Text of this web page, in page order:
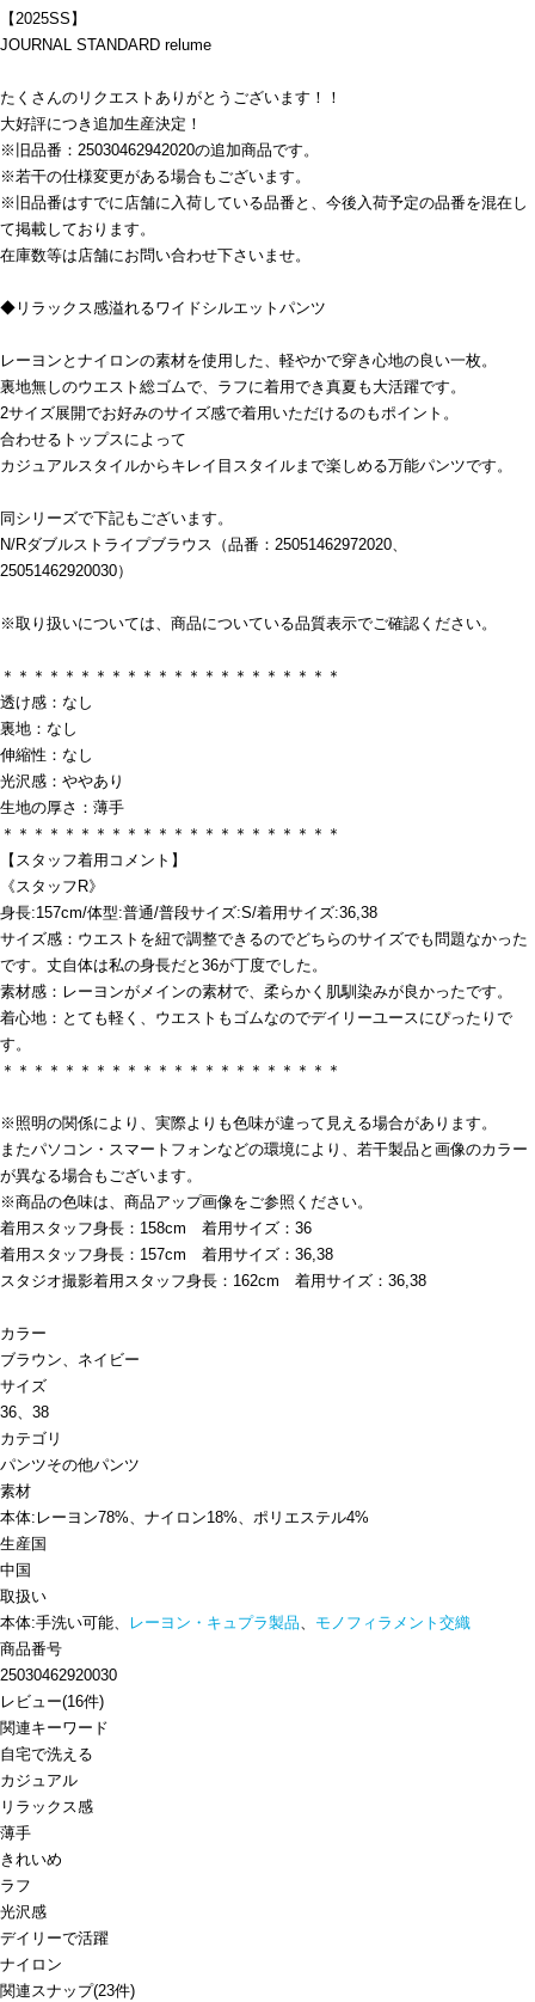
【2025SS】
JOURNAL STANDARD relume
たくさんのリクエストありがとうございます！！
大好評につき追加生産決定！
※旧品番：25030462942020の追加商品です。
※若干の仕様変更がある場合もございます。
※旧品番はすでに店舗に入荷している品番と、今後入荷予定の品番を混在し
て掲載しております。
在庫数等は店舗にお問い合わせ下さいませ。
◆リラックス感溢れるワイドシルエットパンツ
レーヨンとナイロンの素材を使用した、軽やかで穿き心地の良い一枚。
裏地無しのウエスト総ゴムで、ラフに着用でき真夏も大活躍です。
2サイズ展開でお好みのサイズ感で着用いただけるのもポイント。
合わせるトップスによって
カジュアルスタイルからキレイ目スタイルまで楽しめる万能パンツです。
同シリーズで下記もございます。
N/Rダブルストライプブラウス（品番：25051462972020、
25051462920030）
※取り扱いについては、商品についている品質表示でご確認ください。
＊＊＊＊＊＊＊＊＊＊＊＊＊＊＊＊＊＊＊＊＊＊
透け感：なし
裏地：なし
伸縮性：なし
光沢感：ややあり
生地の厚さ：薄手
＊＊＊＊＊＊＊＊＊＊＊＊＊＊＊＊＊＊＊＊＊＊
【スタッフ着用コメント】
《スタッフR》
身長:157cm/体型:普通/普段サイズ:S/着用サイズ:36,38
サイズ感：ウエストを紐で調整できるのでどちらのサイズでも問題なかった
です。丈自体は私の身長だと36が丁度でした。
素材感：レーヨンがメインの素材で、柔らかく肌馴染みが良かったです。
着心地：とても軽く、ウエストもゴムなのでデイリーユースにぴったりで
す。
＊＊＊＊＊＊＊＊＊＊＊＊＊＊＊＊＊＊＊＊＊＊
※照明の関係により、実際よりも色味が違って見える場合があります。
またパソコン・スマートフォンなどの環境により、若干製品と画像のカラー
が異なる場合もございます。
※商品の色味は、商品アップ画像をご参照ください。
着用スタッフ身長：158cm 着用サイズ：36
着用スタッフ身長：157cm 着用サイズ：36,38
スタジオ撮影着用スタッフ身長：162cm 着用サイズ：36,38
カラー
ブラウン、ネイビー
サイズ
36、38
カテゴリ
パンツその他パンツ
素材
本体:レーヨン78%、ナイロン18%、ポリエステル4%
生産国
中国
取扱い
本体:手洗い可能、
レーヨン・キュプラ製品、 モノフィラメント交織
商品番号
25030462920030
レビュー(16件)
関連キーワード
自宅で洗える
カジュアル
リラックス感
薄手
きれいめ
ラフ
光沢感
デイリーで活躍
ナイロン
関連スナップ(23件)